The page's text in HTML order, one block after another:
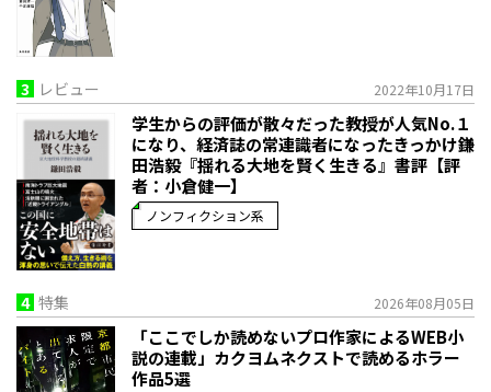
3 レビュー 2022年10月17日
学生からの評価が散々だった教授が人気No.１
になり、経済誌の常連識者になったきっかけ――鎌
田浩毅『揺れる大地を賢く生きる』書評【評
者：小倉健一】
ノンフィクション系
4 特集 2026年08月05日
「ここでしか読めないプロ作家によるWEB小
説の連載」――カクヨムネクストで読めるホラー
作品5選